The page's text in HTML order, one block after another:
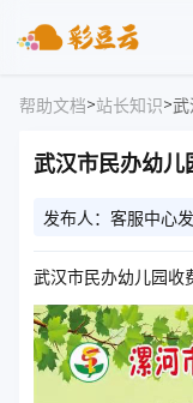
帮助文档>站长知识>武
武汉市民办幼儿
发布人：客服中心
武汉市民办幼儿园收